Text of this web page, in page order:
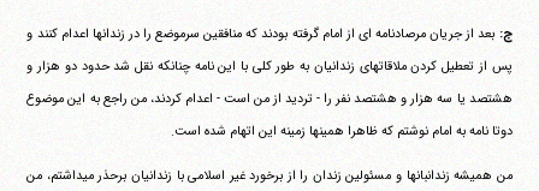
ج: بعد از جریان مرصادنامه ای از امام گرفته بودند که منافقین سرموضع را در زندانها اعدام کنند و
پس از تعطیل کردن ملاقاتهای زندانیان به طور کلی با این نامه چنانکه نقل شد حدود دو هزار و
هشتصد یا سه هزار و هشتصد نفر را - تردید از من است - اعدام کردند، من راجع به این موضوع
دوتا نامه به امام نوشتم که ظاهرا همینها زمینه این اتهام شده است.
من همیشه زندانبانها و مسئولین زندان را از برخورد غیر اسلامی با زندانیان برحذر می‎داشتم، من